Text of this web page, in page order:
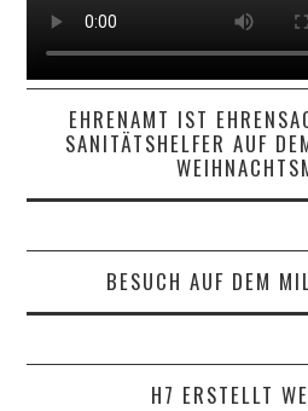
EHRENAMT IST
SANITÄTSHELFER AUF
BESUCH AUF DEM
H7 ERSTELLT